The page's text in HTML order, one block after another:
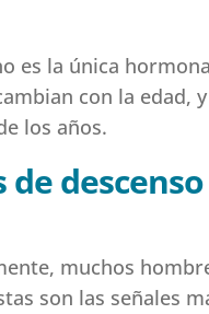
es la única
con la
los años.
de
muchos
son las señales